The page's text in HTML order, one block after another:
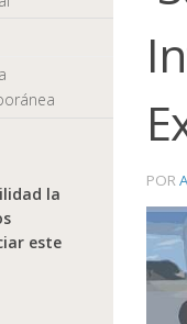
POR
la
este